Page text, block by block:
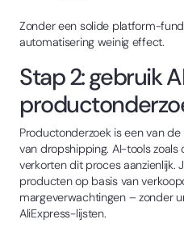
Zonder een solide platform-
automatisering weinig effect.
Stap 2: gebruik
Productonderzoek is een van
van dropshipping. AI-tools zoals
verkorten dit proces aanzienlijk.
producten op basis van
margeverwachtingen – zonder
AliExpress-lijsten.